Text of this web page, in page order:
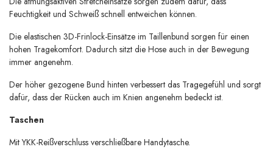
Feuchtigkeit und Schweiß schnell entweichen können.
Die elastischen 3D-Frinlock-Einsätze im Taillenbund sorgen für einen
hohen Tragekomfort. Dadurch sitzt die Hose auch in der Bewegung
immer angenehm.
Der höher gezogene Bund hinten verbessert das Tragegefühl und sorgt
dafür, dass der Rücken auch im Knien angenehm bedeckt ist.
Taschen
Mit YKK-Reißverschluss verschließbare Handytasche.